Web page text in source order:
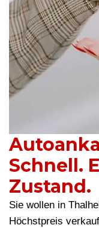
Schnell.
Zustand.
Sie wollen in
Höchstpreis